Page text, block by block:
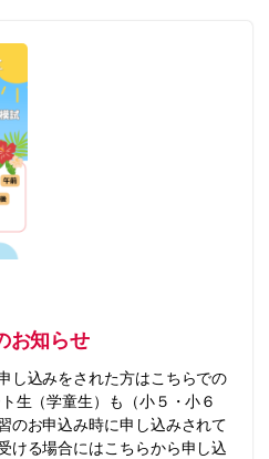
お知らせ
し込みをされた方はこちらでの
生（学童生）も（小５・小６
のお申込み時に申し込みされて
ける場合にはこちらから申し込